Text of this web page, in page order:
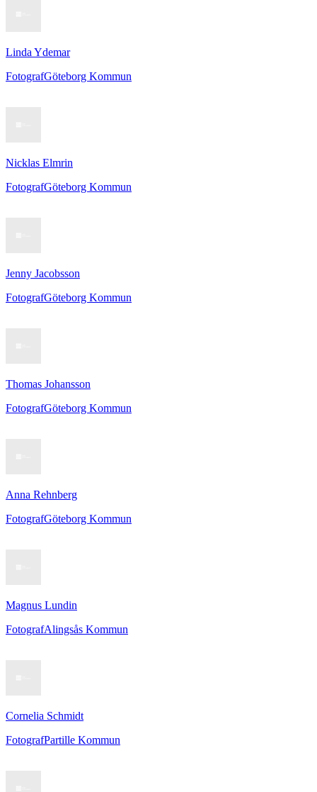
Linda Ydemar
FotografGöteborg Kommun
Nicklas Elmrin
FotografGöteborg Kommun
Jenny Jacobsson
FotografGöteborg Kommun
Thomas Johansson
FotografGöteborg Kommun
Anna Rehnberg
FotografGöteborg Kommun
Magnus Lundin
FotografAlingsås Kommun
Cornelia Schmidt
FotografPartille Kommun